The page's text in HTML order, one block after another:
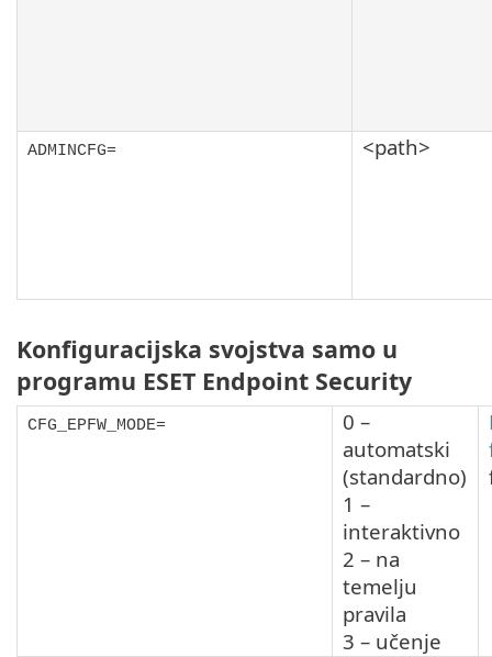
ADMINCFG= <path>
Konfiguracijska svojstva samo u
programu ESET Endpoint Security
CFG_EPFW_MODE=
0 –
automatski
(standardno)
1 –
interaktivno
2 – na
temelju
pravila
3 – učenje